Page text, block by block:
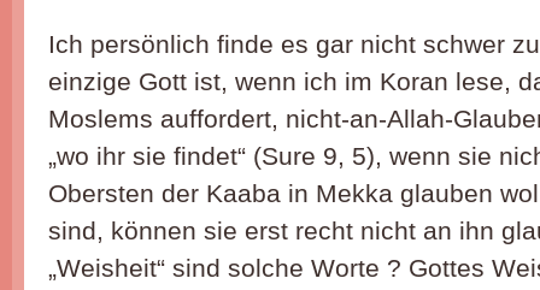
Ich persönlich finde es gar nicht schwer
einzige Gott ist, wenn ich im Koran lese,
Moslems auffordert, nicht-an-Allah-
„wo ihr sie findet“ (Sure 9, 5), wenn sie
Obersten der Kaaba in Mekka glauben
sind, können sie erst recht nicht an ihn
„Weisheit“ sind solche Worte ? Gottes